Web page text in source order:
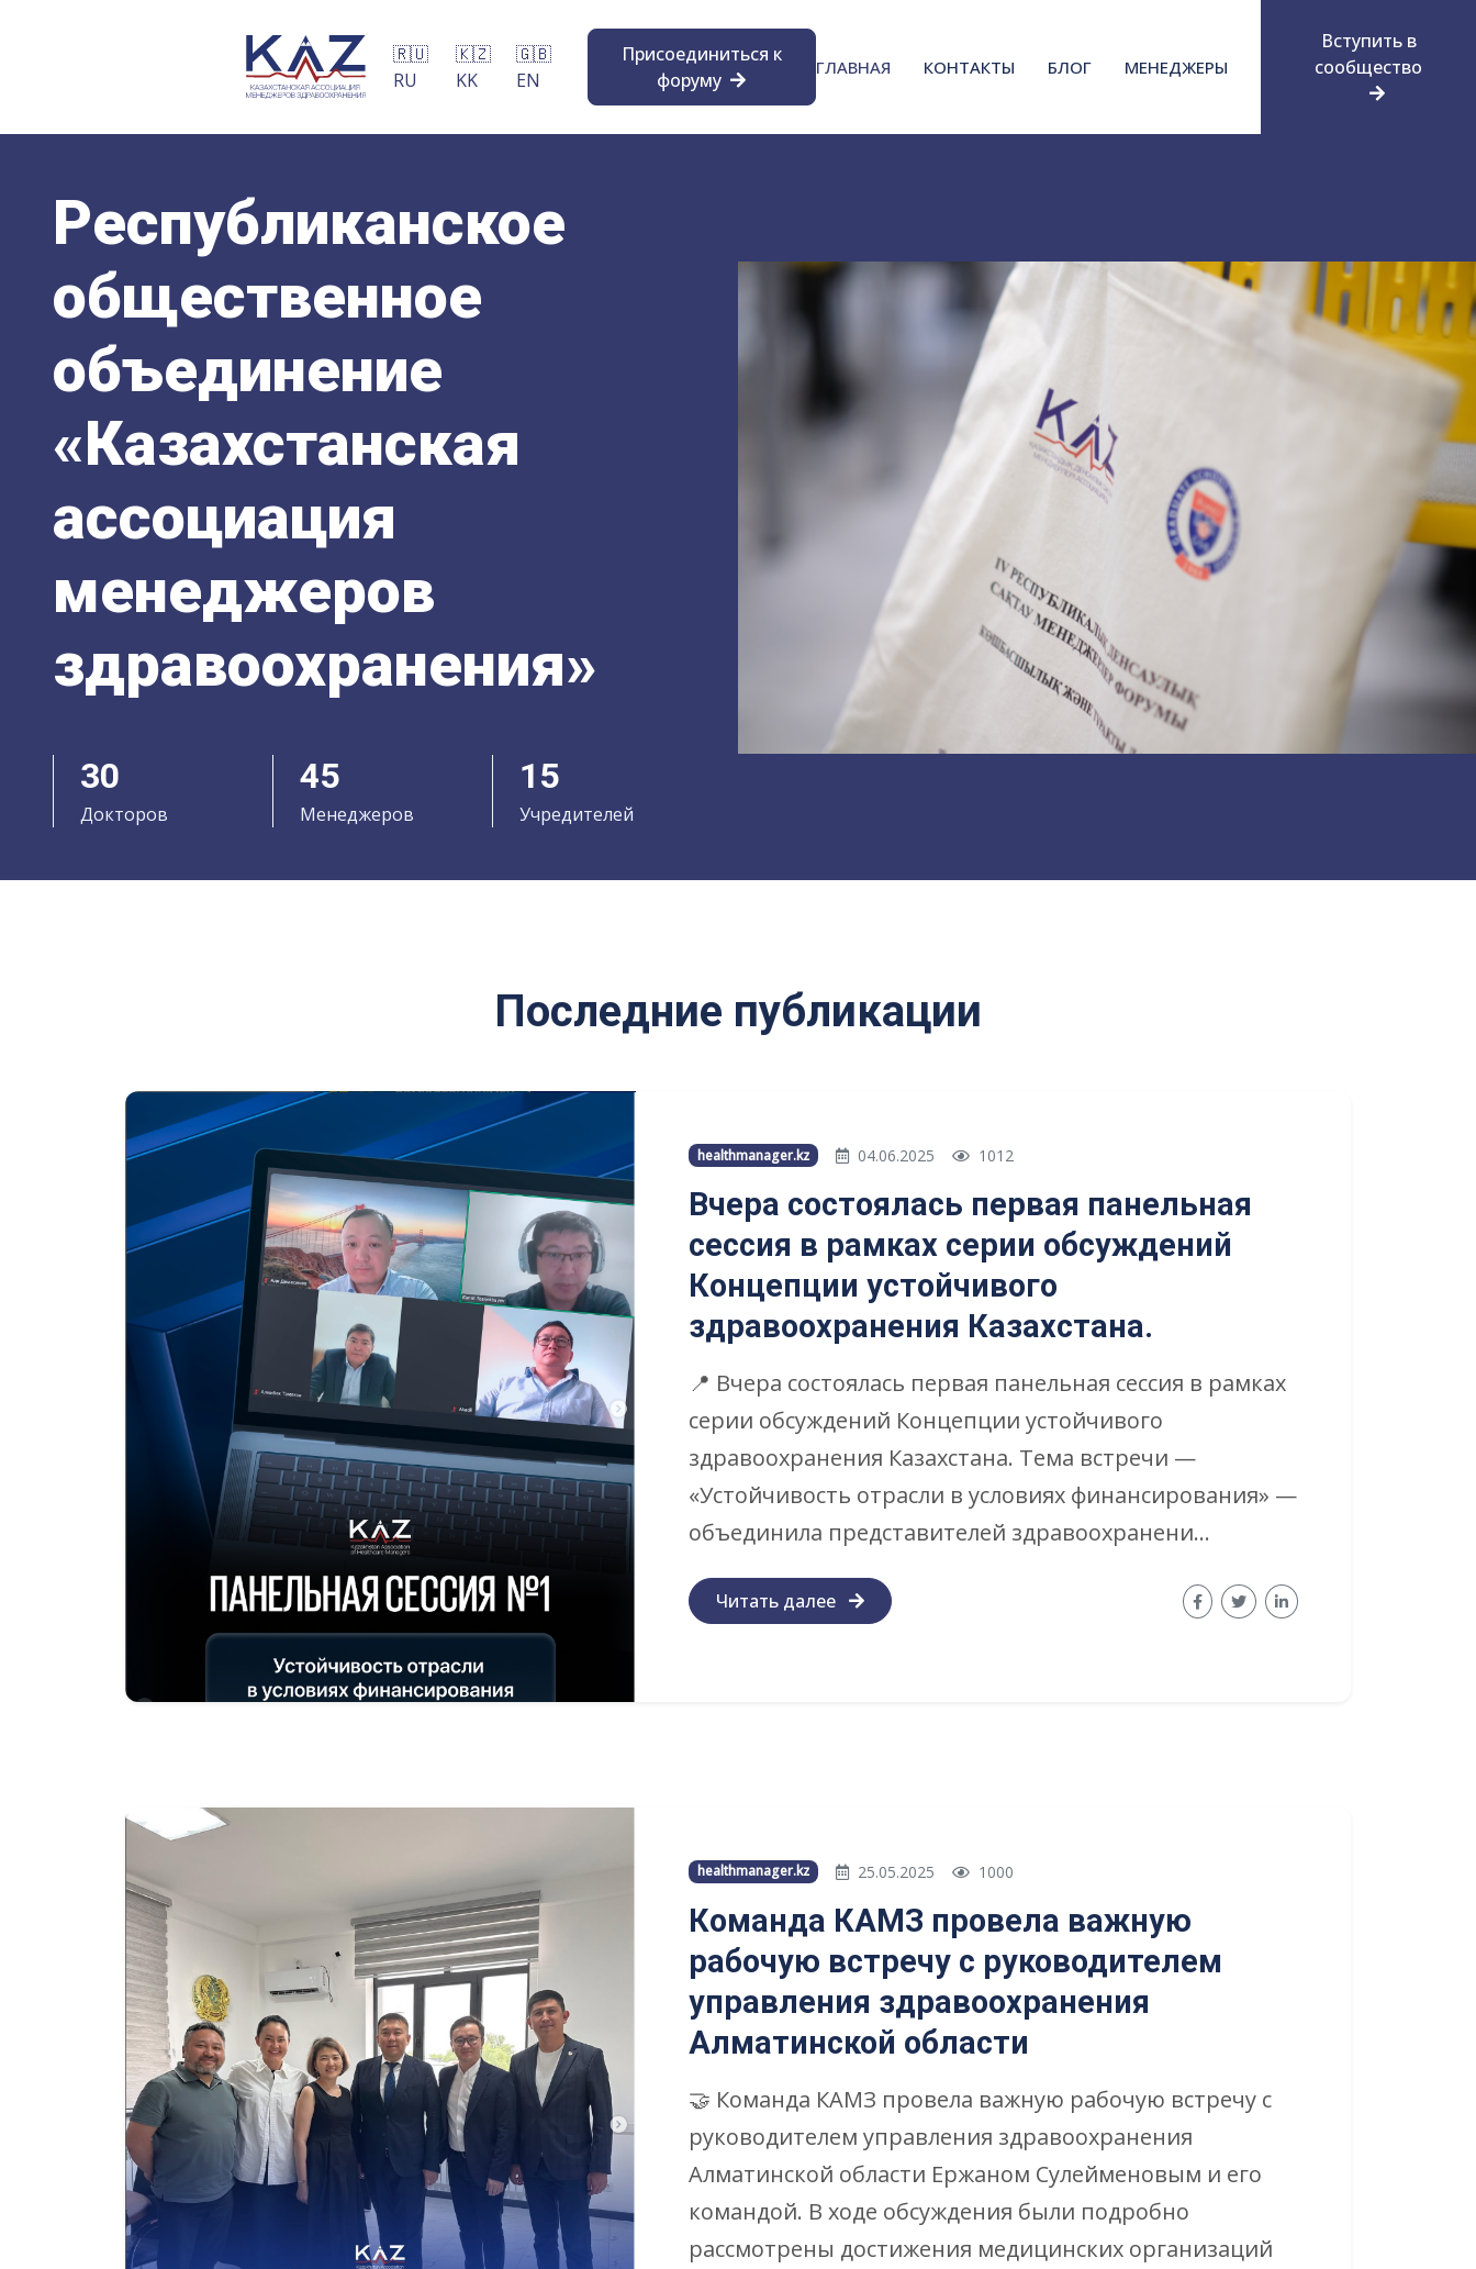
🇷🇺
RU
🇰🇿
KK
🇬🇧
EN
Присоединиться к
форуму
ГЛАВНАЯ КОНТАКТЫ БЛОГ МЕНЕДЖЕРЫ
Вступить в
сообщество
Республиканское
общественное
объединение
«Казахстанская
ассоциация
менеджеров
здравоохранения»
30
Докторов
45
Менеджеров
15
Учредителей
Последние публикации
healthmanager.kz 04.06.2025 1012
Вчера состоялась первая панельная
сессия в рамках серии обсуждений
Концепции устойчивого
здравоохранения Казахстана.
📍 Вчера состоялась первая панельная сессия в рамках
серии обсуждений Концепции устойчивого
здравоохранения Казахстана. Тема встречи —
«Устойчивость отрасли в условиях финансирования» —
объединила представителей здравоохранени...
Читать далее
healthmanager.kz 25.05.2025 1000
Команда КАМЗ провела важную
рабочую встречу с руководителем
управления здравоохранения
Алматинской области
🤝 Команда КАМЗ провела важную рабочую встречу с
руководителем управления здравоохранения
Алматинской области Ержаном Сулейменовым и его
командой. В ходе обсуждения были подробно
рассмотрены достижения медицинских организаций